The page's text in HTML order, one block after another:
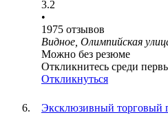
3.2
•
1975 отзывов
Видное, Олимпийская
Можно без резюме
Откликнитесь среди
Откликнуться
Эксклюзивный торговый